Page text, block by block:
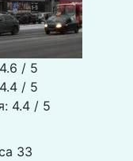
/ 5
/ 5
4.4 / 5
33